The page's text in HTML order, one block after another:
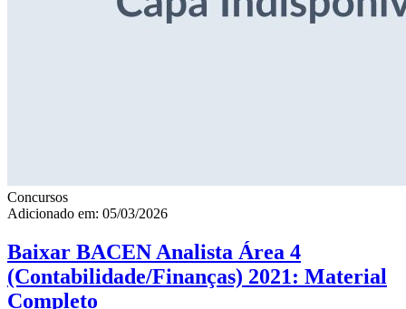
Concursos
Adicionado em: 05/03/2026
Baixar BACEN Analista Área 4
(Contabilidade/Finanças) 2021: Material
Completo